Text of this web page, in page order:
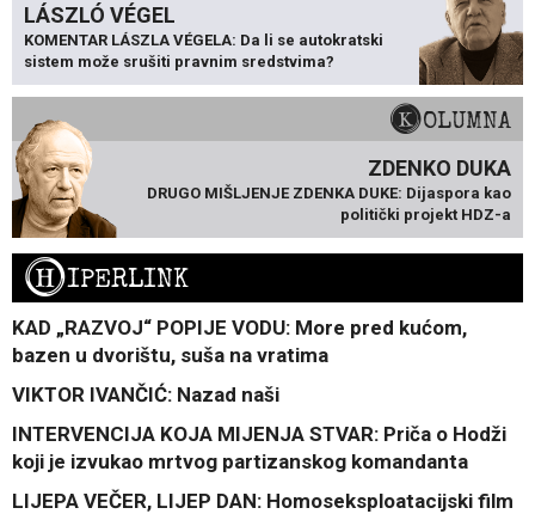
LÁSZLÓ VÉGEL
KOMENTAR LÁSZLA VÉGELA: Da li se autokratski
sistem može srušiti pravnim sredstvima?
KOLUMNA
ZDENKO DUKA
DRUGO MIŠLJENJE ZDENKA DUKE: Dijaspora kao
politički projekt HDZ-a
HIPERLINK
KAD „RAZVOJ“ POPIJE VODU: More pred kućom,
bazen u dvorištu, suša na vratima
VIKTOR IVANČIĆ: Nazad naši
INTERVENCIJA KOJA MIJENJA STVAR: Priča o Hodži
koji je izvukao mrtvog partizanskog komandanta
LIJEPA VEČER, LIJEP DAN: Homoseksploatacijski film